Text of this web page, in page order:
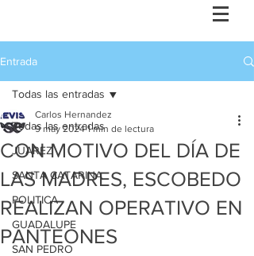
Entrada
Todas las entradas
JUAREZ
SANTA CATARINA
POLITICA
GUADALUPE
SAN PEDRO
Todas las entradas
CON MOTIVO DEL DÍA DE
LAS MADRES, ESCOBEDO
REALIZAN OPERATIVO EN
PANTEONES
Carlos Hernandez
9 may 2024 1 min de lectura